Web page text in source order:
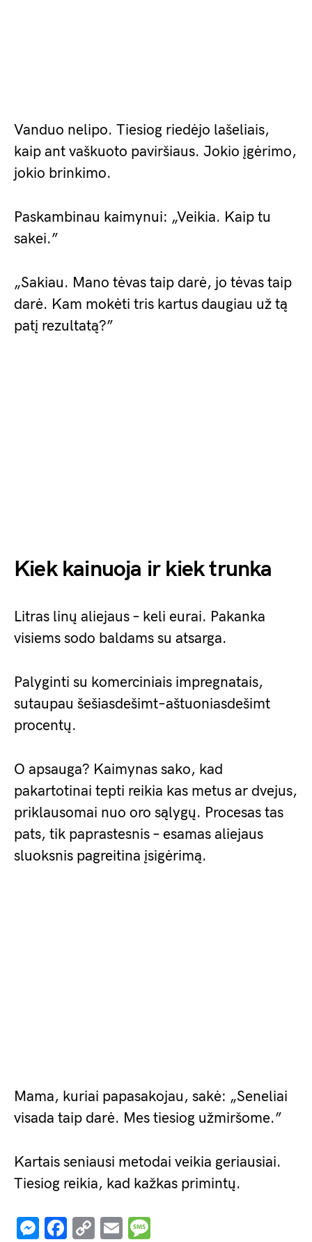
Vanduo nelipo. Tiesiog riedėjo lašeliais,
kaip ant vaškuoto paviršiaus. Jokio įgėrimo,
jokio brinkimo.
Paskambinau kaimynui: „Veikia. Kaip tu
sakei.”
„Sakiau. Mano tėvas taip darė, jo tėvas taip
darė. Kam mokėti tris kartus daugiau už tą
patį rezultatą?”
Kiek kainuoja ir kiek trunka
Litras linų aliejaus – keli eurai. Pakanka
visiems sodo baldams su atsarga.
Palyginti su komerciniais impregnatais,
sutaupau šešiasdešimt–aštuoniasdešimt
procentų.
O apsauga? Kaimynas sako, kad
pakartotinai tepti reikia kas metus ar dvejus,
priklausomai nuo oro sąlygų. Procesas tas
pats, tik paprastesnis – esamas aliejaus
sluoksnis pagreitina įsigėrimą.
Mama, kuriai papasakojau, sakė: „Seneliai
visada taip darė. Mes tiesiog užmiršome.”
Kartais seniausi metodai veikia geriausiai.
Tiesiog reikia, kad kažkas primintų.
Messenger
Facebook
CopyEmail